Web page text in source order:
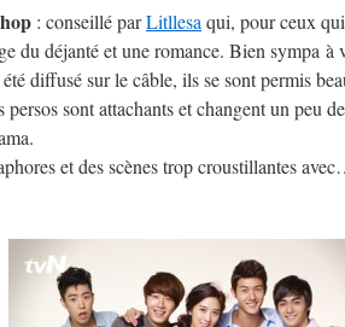
: conseillé parLitllesa qui, pour ceux
du déjanté et une romance. Bien sympa à
diffusé sur le câble, ils se sont permis
sont attachants et changent un peu
et des scènes trop croustillantes